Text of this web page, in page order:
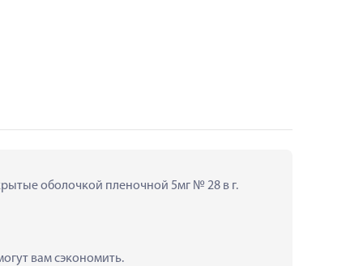
оболочкой пленочной 5мг № 28 в г.
вам сэкономить.